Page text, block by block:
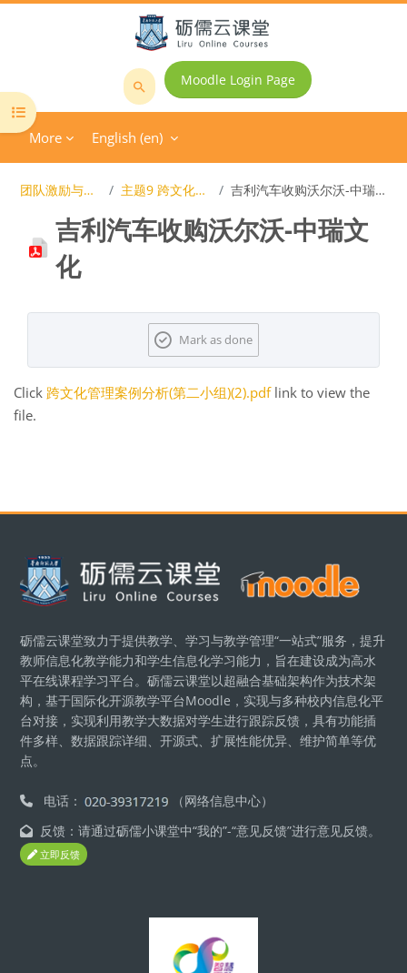
Search
Moodle Login Page
More English ‎(en)‎
Open course index
团队激励与沟通 主题9 跨文化管理 吉利汽车收购沃尔沃-中瑞文化
吉利汽车收购沃尔沃-中瑞文
化
Completion requirements
Mark as done
Click 跨文化管理案例分析(第二小组)(2).pdflink to view the
file.
Blocks
砺儒云课堂致力于提供教学、学习与教学管理“一站式”服务，提升
教师信息化教学能力和学生信息化学习能力，旨在建设成为高水
平在线课程学习平台。砺儒云课堂以超融合基础架构作为技术架
构，基于国际化开源教学平台Moodle，实现与多种校内信息化平
台对接，实现利用教学大数据对学生进行跟踪反馈，具有功能插
件多样、数据跟踪详细、开源式、扩展性能优异、维护简单等优
点。
电话：
（网络信息中心）
反馈：请通过砺儒小课堂中“我的”-“意见反馈”进行意见反馈。
立即反馈